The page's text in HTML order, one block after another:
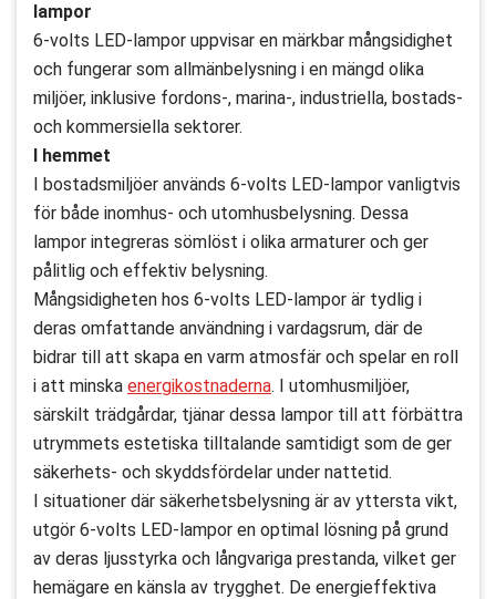
lampor
6-volts LED-lampor uppvisar en märkbar mångsidighet
och fungerar som allmänbelysning i en mängd olika
miljöer, inklusive fordons-, marina-, industriella, bostads-
och kommersiella sektorer.
I hemmet
I bostadsmiljöer används 6-volts LED-lampor vanligtvis
för både inomhus- och utomhusbelysning. Dessa
lampor integreras sömlöst i olika armaturer och ger
pålitlig och effektiv belysning.
Mångsidigheten hos 6-volts LED-lampor är tydlig i
deras omfattande användning i vardagsrum, där de
bidrar till att skapa en varm atmosfär och spelar en roll
i att minska energikostnaderna. I utomhusmiljöer,
särskilt trädgårdar, tjänar dessa lampor till att förbättra
utrymmets estetiska tilltalande samtidigt som de ger
säkerhets- och skyddsfördelar under nattetid.
I situationer där säkerhetsbelysning är av yttersta vikt,
utgör 6-volts LED-lampor en optimal lösning på grund
av deras ljusstyrka och långvariga prestanda, vilket ger
hemägare en känsla av trygghet. De energieffektiva